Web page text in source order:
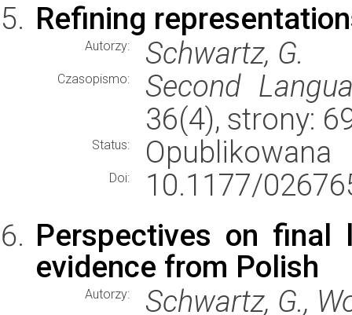
Refining
Autorzy: Schwartz, G.
Czasopismo:
Second
36(4), strony:
Status: Opublikowana
Doi:
10.1177/
Perspectives on final
evidence from Polish
Autorzy: Schwartz, G.,